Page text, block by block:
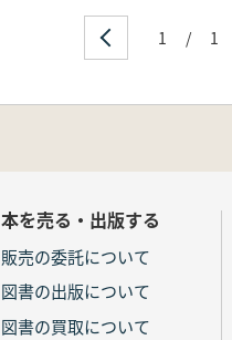
1 / 1
本を売る・出版する
販売の委託について
図書の出版について
図書の買取について